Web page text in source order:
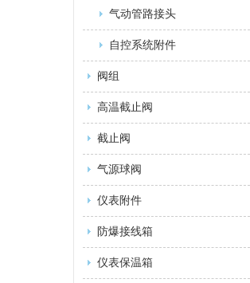
气动管路接头
自控系统附件
阀组
高温截止阀
截止阀
气源球阀
仪表附件
防爆接线箱
仪表保温箱